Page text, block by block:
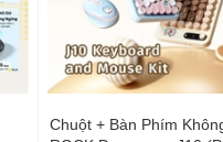
Chuột + Bàn Phím